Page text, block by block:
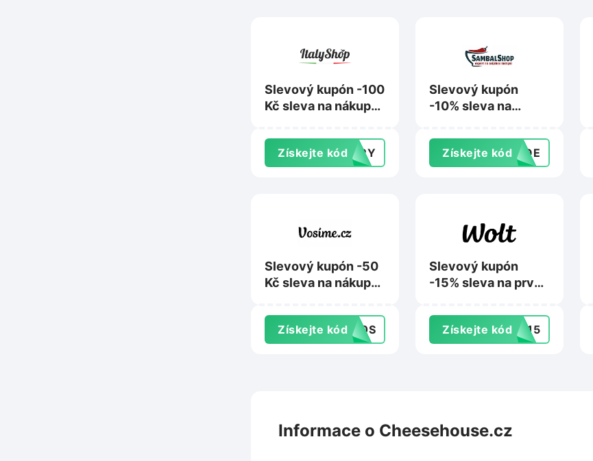
Slevový kupón -100
Kč sleva na nákup
ItalyShop.cz
Získejte kódTERY
Slevový kupón
-10% sleva na
Sambalshop.cz
Získejte kódANQE
Slevový kupón -50
Kč sleva na nákup
Vosime.cz
Získejte kód 50S
Slevový kupón
-15% sleva na první
prodejen na
Wolt.com
Získejte kódAL15
Informace o Cheesehouse.cz